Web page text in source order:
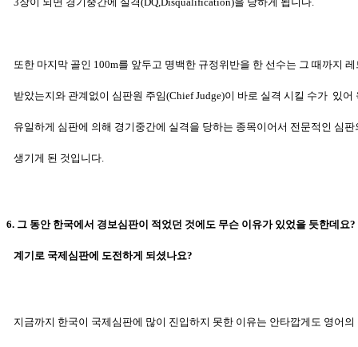
또한 마지막 골인 100m를 앞두고 명백한 규정위반을 한 선수는 그 때까지
받았는지와 관계없이 심판원 주임(Chief Judge)이 바로 실격 시킬 수가 있어
유일하게 심판에 의해 경기중간에 실격을 당하는 종목이어서 전문적인 심
생기게 된 것입니다.
6. 그 동안 한국에서 경보심판이 적었던 것에도 무슨 이유가 있었을 듯한데요?
계기로 국제심판에 도전하게 되셨나요?
지금까지 한국이 국제심판에 많이 진입하지 못한 이유는 안타깝게도 영어의